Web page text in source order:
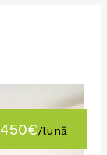
450€/lună